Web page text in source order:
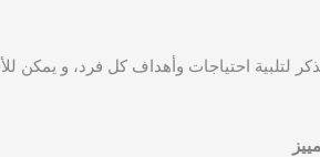
لتلبية احتياجات وأهداف كل فرد، و يمكن